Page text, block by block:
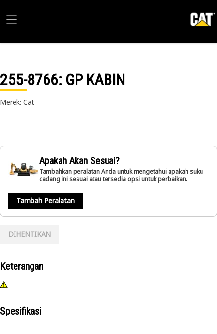
255-8766: GP KABIN
Merek: Cat
Apakah Akan Sesuai?
Tambahkan peralatan Anda untuk mengetahui apakah suku
cadang ini sesuai atau tersedia opsi untuk perbaikan.
Tambah Peralatan
DIHENTIKAN
Keterangan
Spesifikasi